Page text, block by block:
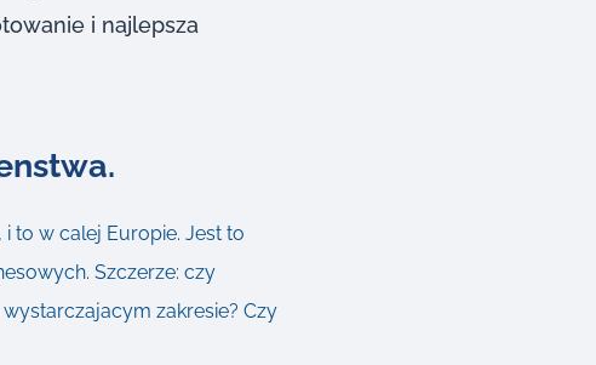
i najlepsza
to w calej Europie. Jest to
Szczerze: czy
zakresie? Czy